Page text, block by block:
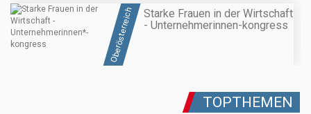
Oberösterreich
Starke Frauen in der Wirtschaft
- Unternehmerinnen-kongress
TOPTHEMEN